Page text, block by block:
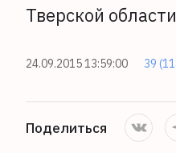
Тверской области
24.09.2015 13:59:00 39
Поделиться